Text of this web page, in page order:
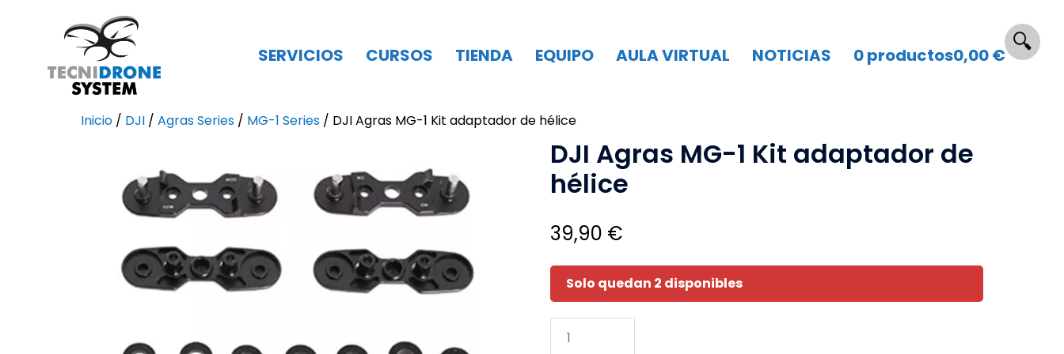
🔍
SERVICIOS CURSOS TIENDA EQUIPO AULA VIRTUAL NOTICIAS 0 productos0,00 €
Inicio / DJI / Agras Series / MG-1 Series / DJI Agras MG-1 Kit adaptador de hélice
DJI Agras MG-1 Kit adaptador de
hélice
39,90 €
Solo quedan 2 disponibles
Agras